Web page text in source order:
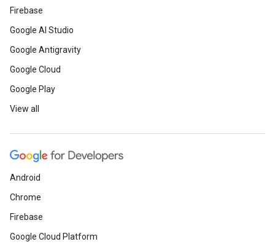
Firebase
Google AI Studio
Google Antigravity
Google Cloud
Google Play
View all
Android
Chrome
Firebase
Google Cloud Platform